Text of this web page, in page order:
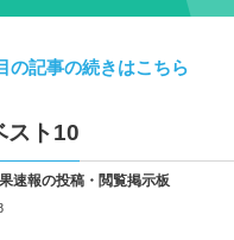
の記事の続きはこちら
スト10
速報の投稿・閲覧掲示板